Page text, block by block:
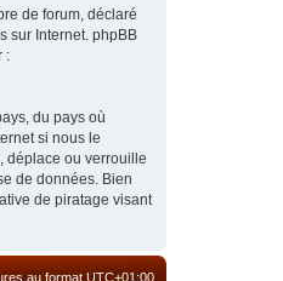
de forum, déclaré
sur Internet. phpBB
:
du pays où
si nous le
déplace ou verrouille
de données. Bien
de piratage visant
au format UTC+01:00